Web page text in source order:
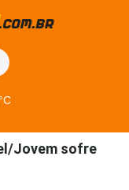
Jovem sofre